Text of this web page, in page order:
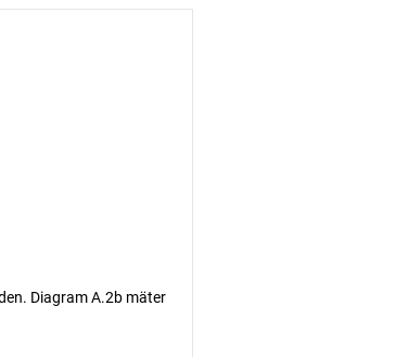
Diagram A.2b mäter